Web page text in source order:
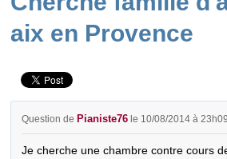
aix en Provence
Question de Pianiste76 le 10/08/2014 à 23h09
Je cherche une chambre contre cours